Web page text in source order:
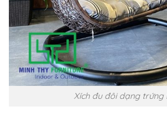
Xích đu đôi dạng trứng